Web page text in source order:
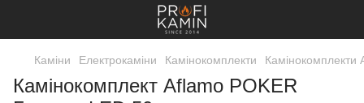
Каміни Електрокаміни Камінокомплекти Камінокомплекти
Камінокомплект Aflamo POKER